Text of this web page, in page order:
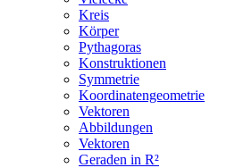
Kreis
Körper
Pythagoras
Konstruktionen
Symmetrie
Koordinatengeometrie
Vektoren
Abbildungen
Vektoren
Geraden in R²